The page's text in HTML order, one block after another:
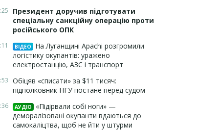
Президент доручив підготувати
спеціальну санкційну операцію проти
російського ОПК
ВІДЕО
На Луганщині Apachi розгромили
логістику окупантів: уражено
електростанцію, АЗС і транспорт
Обіцяв «списати» за $11 тисяч:
підполковник НГУ постане перед судом
АУДІО
«Підірвали собі ноги» —
деморалізовані окупанти вдаються до
самокаліцтва, щоб не йти у штурми